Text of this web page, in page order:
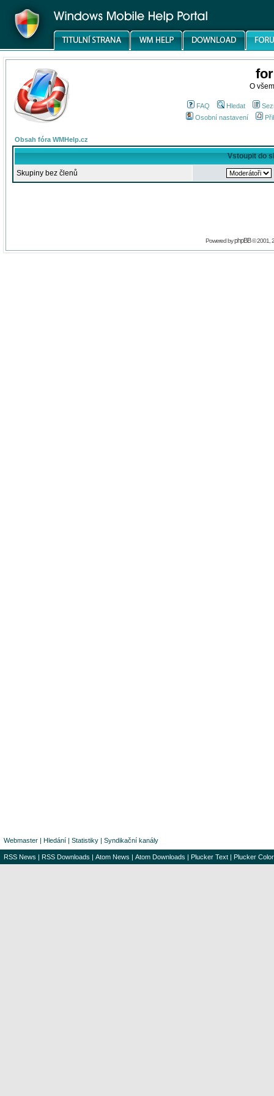
O
FAQ Hledat
Osobní nastavení
Obsah fóra WMHelp.cz
Vstoupit do
Skupiny bez členů
Powered byphpBB© 2001,
Webmaster | Hledání | Statistiky | Syndikační kanály
RSS News | RSS Downloads | Atom News | Atom Downloads | Plucker Text | Plucker Color